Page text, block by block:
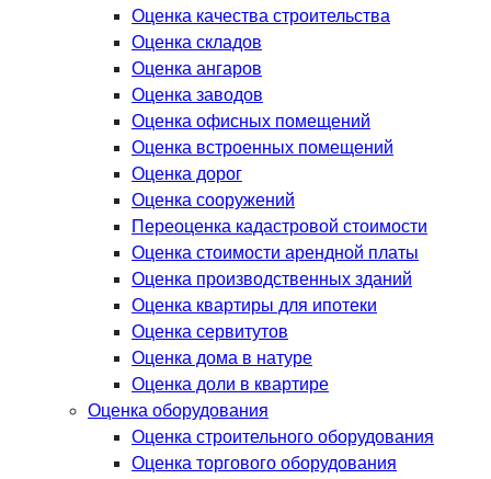
Оценка качества строительства
Оценка складов
Оценка ангаров
Оценка заводов
Оценка офисных помещений
Оценка встроенных помещений
Оценка дорог
Оценка сооружений
Переоценка кадастровой стоимости
Оценка стоимости арендной платы
Оценка производственных зданий
Оценка квартиры для ипотеки
Оценка сервитутов
Оценка дома в натуре
Оценка доли в квартире
Оценка оборудования
Оценка строительного оборудования
Оценка торгового оборудования